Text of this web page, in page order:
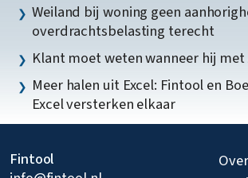
Weiland bij woning geen
overdrachtsbelasting terecht
Klant moet weten wanneer hij
Meer halen uit Excel: Fintool en
Excel versterken elkaar
Fintool